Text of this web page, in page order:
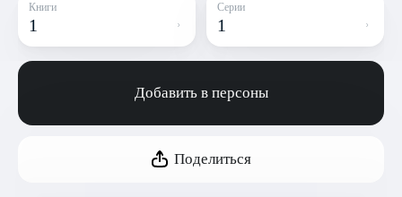
Книги
1
Серии
1
Добавить в персоны
Поделиться